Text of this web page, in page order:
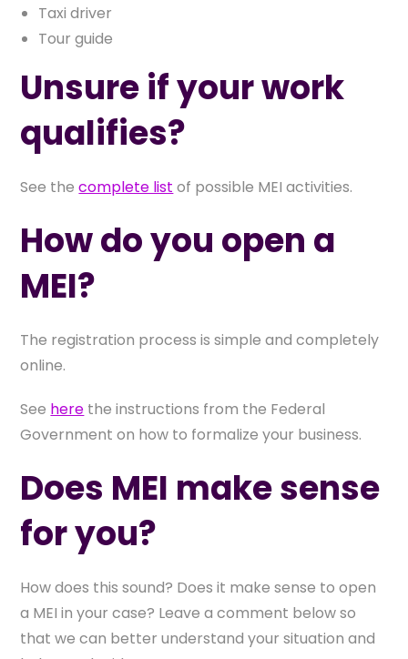
Taxi driver
Tour guide
Unsure if your work
qualifies?
See thecomplete list of possible MEI activities.
How do you open a
MEI?
The registration process is simple and completely
online.
See here the instructions from the Federal
Government on how to formalize your business.
Does MEI make sense
for you?
How does this sound? Does it make sense to open
a MEI in your case? Leave a comment below so
that we can better understand your situation and